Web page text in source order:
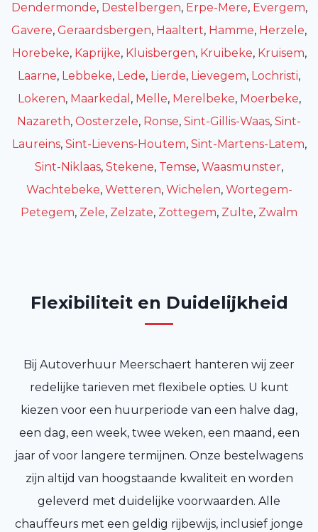
Dendermonde, Destelbergen, Erpe-Mere, Evergem,
Gavere, Geraardsbergen, Haaltert, Hamme, Herzele,
Horebeke, Kaprijke, Kluisbergen, Kruibeke, Kruisem,
Laarne, Lebbeke, Lede, Lierde, Lievegem, Lochristi,
Lokeren, Maarkedal , Melle, Merelbeke, Moerbeke,
Nazareth, Oosterzele, Ronse, Sint-Gillis-Waas, Sint-
Laureins, Sint-Lievens-Houtem, Sint-Martens-Latem,
Sint-Niklaas, Stekene, Temse, Waasmunster,
Wachtebeke, Wetteren, Wichelen, Wortegem-
Petegem, Zele, Zelzate, Zottegem, Zulte, Zwalm
Flexibiliteit en Duidelijkheid
Bij Autoverhuur Meerschaert hanteren wij zeer
redelijke tarieven met flexibele opties. U kunt
kiezen voor een huurperiode van een halve dag,
een dag, een week, twee weken, een maand, een
jaar of voor langere termijnen. Onze bestelwagens
zijn altijd van hoogstaande kwaliteit en worden
geleverd met duidelijke voorwaarden. Alle
chauffeurs met een geldig rijbewijs, inclusief jonge